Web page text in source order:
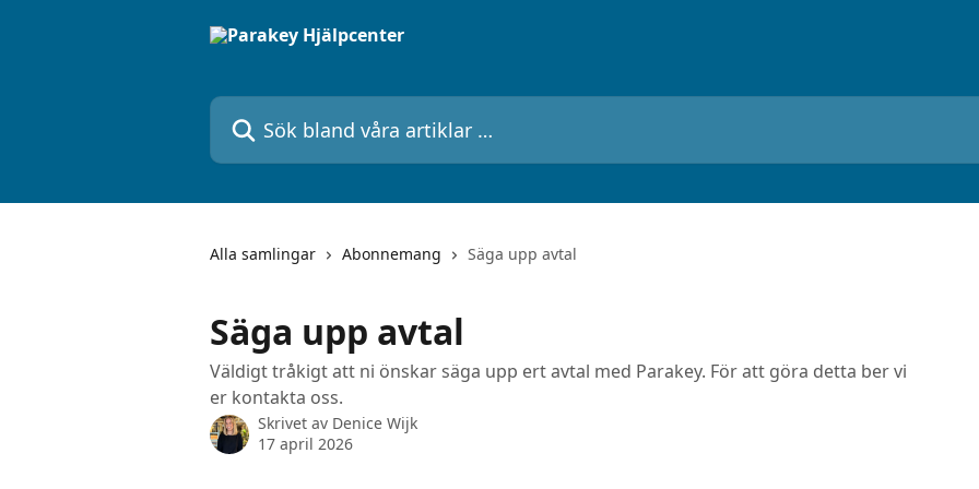
Sök bland våra artiklar …
Alla samlingar Abonnemang Säga upp avtal
Säga upp avtal
Väldigt tråkigt att ni önskar säga upp ert avtal med Parakey. För att göra detta ber vi
er kontakta oss.
Skrivet av Denice Wijk
17 april 2026